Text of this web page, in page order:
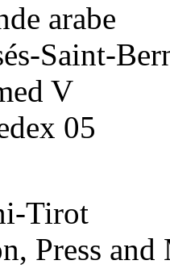
arabe
Saint-
V
05
Tirot
Press